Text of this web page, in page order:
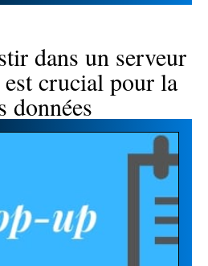
dans un serveur
est crucial pour la
données